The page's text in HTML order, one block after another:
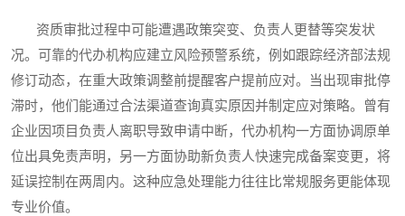
资质审批过程中可能遭遇政策突变、负责人更替等突发状
况。可靠的代办机构应建立风险预警系统，例如跟踪经济部法规
修订动态，在重大政策调整前提醒客户提前应对。当出现审批停
滞时，他们能通过合法渠道查询真实原因并制定应对策略。曾有
企业因项目负责人离职导致申请中断，代办机构一方面协调原单
位出具免责声明，另一方面协助新负责人快速完成备案变更，将
延误控制在两周内。这种应急处理能力往往比常规服务更能体现
专业价值。